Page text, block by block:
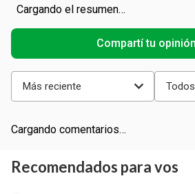
Cargando el resumen…
Más reciente Todos
Cargando comentarios…
Recomendados para vos